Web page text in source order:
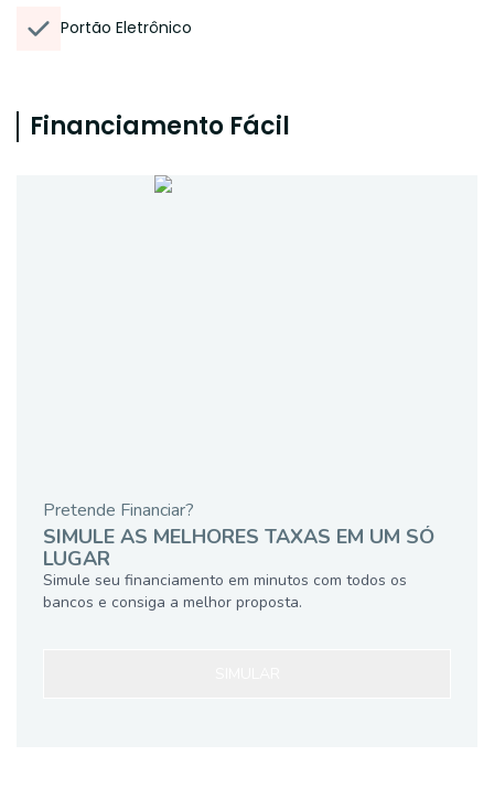
Portão Eletrônico
Financiamento Fácil
Pretende Financiar?
SIMULE AS MELHORES TAXAS EM UM SÓ
LUGAR
Simule seu financiamento em minutos com todos os
bancos e consiga a melhor proposta.